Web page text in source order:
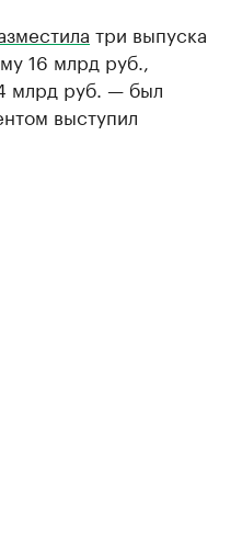
три выпуска
16 млрд руб.,
млрд руб. — был
выступил